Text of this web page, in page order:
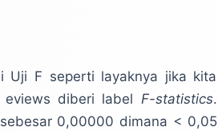
Uji F seperti layaknya jika kita
eviews diberi label F-statistics.
0,00000 dimana < 0,05